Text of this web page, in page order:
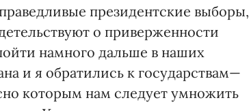
президентские выборы,
о приверженности
намного дальше в наших
и я обратились к государствам—
которым нам следует умножить